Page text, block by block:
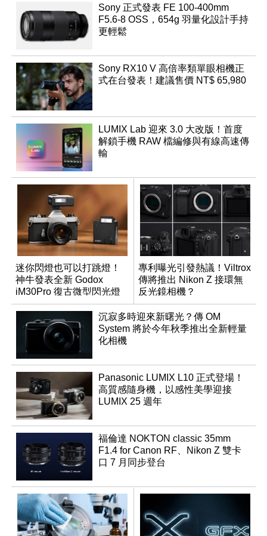
Sony 正式發表 FE 100-400mm
F5.6-8 OSS，654g 羽量化設計手持
更輕鬆
Sony RX10 V 高倍率類單眼相機正
式在台發表！建議售價 NT$ 65,980
LUMIX Lab 迎來 3.0 大改版！首度
解鎖手機 RAW 檔編修與有線高速傳
輸
迷你閃燈也可以打跳燈！
神牛發表全新 Godox
iM30Pro 復古微型閃光燈
專利曝光引發熱議！Viltrox
傳將推出 Nikon Z 接環無
反光鏡相機？
沉寂多時迎來新曙光？傳 OM
System 將於今年秋季推出全新輕量
化相機
Panasonic LUMIX L10 正式登場！
高質感隨身機，以感性美學迎接
LUMIX 25 週年
福倫達 NOKTON classic 35mm
F1.4 for Canon RF、Nikon Z 雙卡
口 7 月同步登台